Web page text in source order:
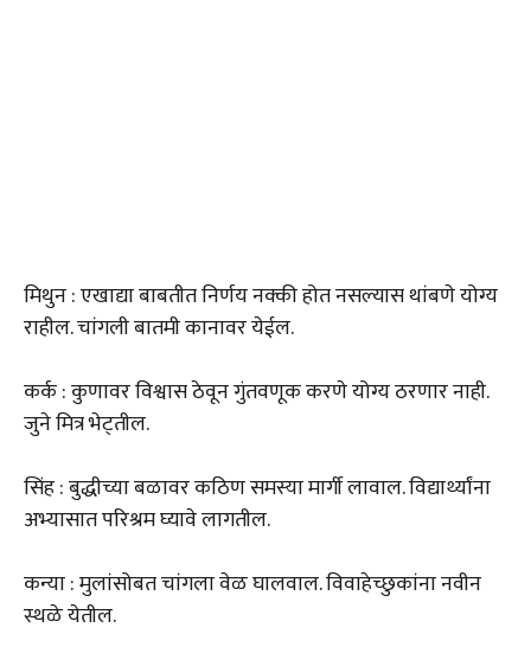
मिथुन : एखाद्या बाबतीत निर्णय नक्की होत नसल्यास थांबणे योग्य
राहील. चांगली बातमी कानावर येईल.
कर्क : कुणावर विश्वास ठेवून गुंतवणूक करणे योग्य ठरणार नाही.
जुने मित्र भेट्तील.
सिंह : बुद्धीच्या बळावर कठिण समस्या मार्गी लावाल. विद्यार्थ्यांना
अभ्यासात परिश्रम घ्यावे लागतील.
कन्या : मुलांसोबत चांगला वेळ घालवाल. विवाहेच्छुकांना नवीन
स्थळे येतील.